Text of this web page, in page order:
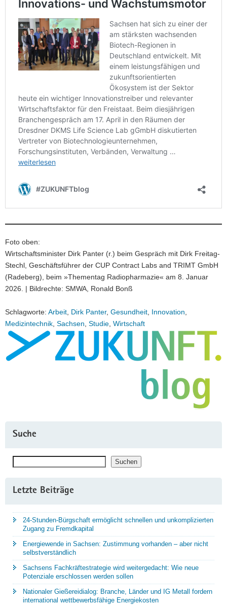
Foto oben:
Wirtschaftsminister Dirk Panter (r.) beim Gespräch mit Dirk Freitag-
Stechl, Geschäftsführer der CUP Contract Labs and TRIMT GmbH
(Radeberg), beim »Thementag Radiopharmazie« am 8. Januar
2026. | Bildrechte: SMWA, Ronald Bonß
Schlagworte: Arbeit Dirk Panter, Gesundheit Innovation
Medizintechnik Sachsen Studie Wirtschaft
Suche
Suchen
Letzte Beiträge
24-Stunden-Bürgschaft ermöglicht schnellen und unkomplizierten
Zugang zu Fremdkapital
Energiewende in Sachsen: Zustimmung vorhanden – aber nicht
selbstverständlich
Sachsens Fachkräftestrategie wird weitergedacht: Wie neue
Potenziale erschlossen werden sollen
Nationaler Gießereidialog: Branche, Länder und IG Metall fordern
international wettbewerbsfähige Energiekosten